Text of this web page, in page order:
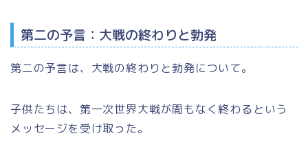
第二の予言：大戦の終わりと勃発
第二の予言は、大戦の終わりと勃発について。
子供たちは、第一次世界大戦が間もなく終わるという
メッセージを受け取った。